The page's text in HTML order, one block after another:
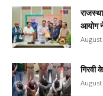
आयोग
August
गिरवी
August